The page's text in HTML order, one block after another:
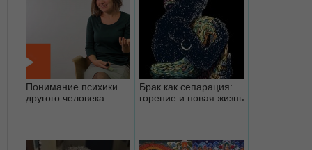
Понимание психики
другого человека
Брак как сепарация:
горение и новая жизнь